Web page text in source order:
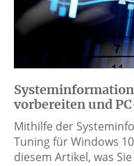
vorbereiten und
Mithilfe der
Tuning für Windows
diesem Artikel, was